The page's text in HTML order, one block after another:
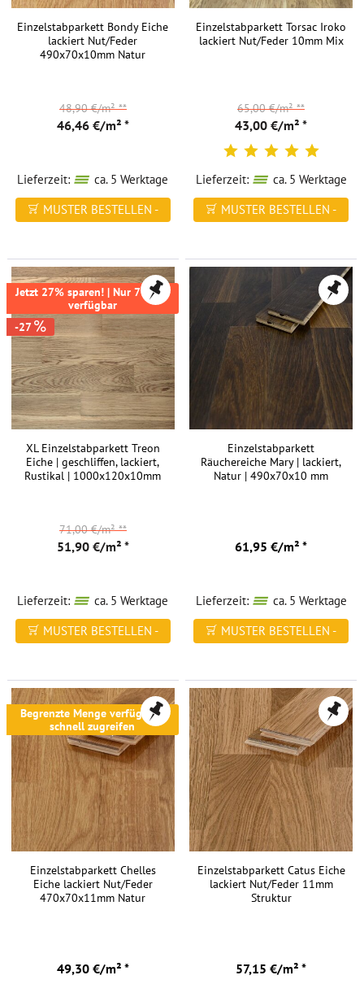
Einzelstabparkett Bondy Eiche
lackiert Nut/Feder
490x70x10mm Natur
46,46 €/m² *
48,90 €/m²**
Lieferzeit:
ca. 5 Werktage
MUSTER BESTELLEN -
Einzelstabparkett Torsac Iroko
lackiert Nut/Feder 10mm Mix
43,00 €/m² *
65,00 €/m²**
Lieferzeit:
ca. 5 Werktage
MUSTER BESTELLEN -
Jetzt 27% sparen! | Nur 78,7m²
verfügbar
-27
XL Einzelstabparkett Treon
Eiche | geschliffen, lackiert,
Rustikal | 1000x120x10mm
51,90 €/m² *
71,00 €/m²**
Lieferzeit:
ca. 5 Werktage
MUSTER BESTELLEN -
Einzelstabparkett
Räuchereiche Mary | lackiert,
Natur | 490x70x10 mm
61,95 €/m² *
Lieferzeit:
ca. 5 Werktage
MUSTER BESTELLEN -
Begrenzte Menge verfügbar -
schnell zugreifen
Einzelstabparkett Chelles
Eiche lackiert Nut/Feder
470x70x11mm Natur
49,30 €/m² *
Einzelstabparkett Catus Eiche
lackiert Nut/Feder 11mm
Struktur
57,15 €/m² *